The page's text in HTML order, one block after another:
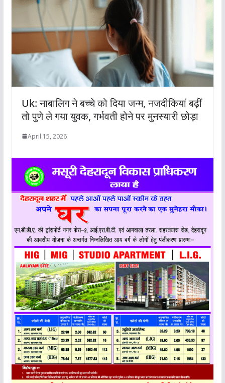
Uk: नाबालिग ने बच्चे को दिया जन्म, नजदीकियां बढ़ीं
तो पुणे ले गया युवक, गर्भवती होने पर मुनस्यारी छोड़ा
April 15, 2026